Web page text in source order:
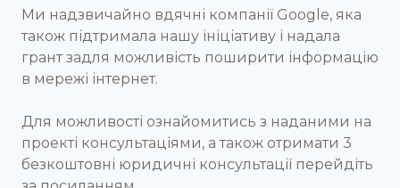
Ми надзвичайно вдячні компанії Google, яка
також підтримала нашу ініціативу і надала
грант задля можливість поширити інформацію
в мережі інтернет.
Для можливості ознайомитись з наданими на
проекті консультаціями, а також отримати 3
безкоштовні юридичні консультації перейдіть